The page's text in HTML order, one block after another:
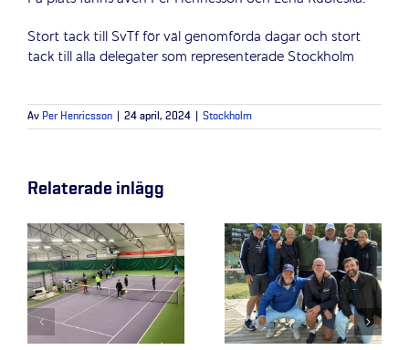
Stort tack till SvTf för väl genomförda dagar och stort
tack till alla delegater som representerade Stockholm
Av Per Henricsson 24 april, 2024 Stockholm
Relaterade inlägg